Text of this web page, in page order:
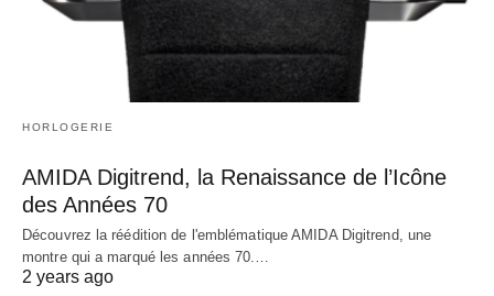
HORLOGERIE
AMIDA Digitrend, la Renaissance de l’Icône
des Années 70
Découvrez la réédition de l'emblématique AMIDA Digitrend, une
montre qui a marqué les années 70.…
2 years ago